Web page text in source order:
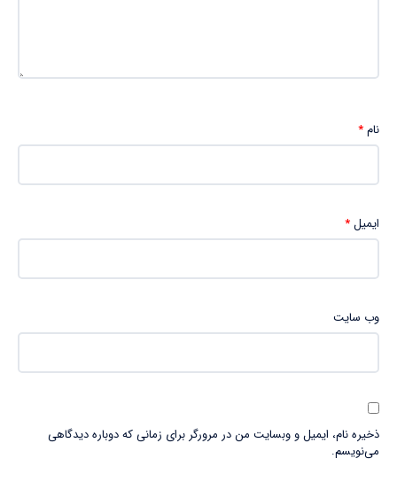
نام*
ایمیل*
وب‌ سایت
ذخیره نام، ایمیل و وبسایت من در مرورگر برای زمانی که دوباره دیدگاهی
می‌نویسم.